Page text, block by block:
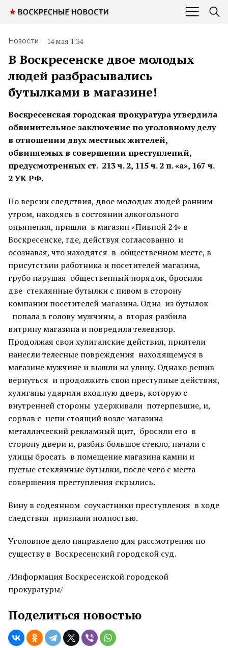
В Воскресенске двое молодых
людей разбрасывались
бутылками в магазине!
Новости 14 мая 1:34
Воскресенская городская прокуратура утвердила
обвинительное заключение по уголовному делу
в отношении двух местных жителей,
обвиняемых в совершении преступлений,
предусмотренных ст. 213 ч. 2, 115 ч. 2 п. «а», 167 ч.
2 УК РФ.
По версии следствия, двое молодых людей ранним
утром, находясь в состоянии алкогольного
опьянения, пришли в магазин «Пивной 24» в
Воскресенске, где, действуя согласованно и
осознавая, что находятся в общественном месте, в
присутствии работника и посетителей магазина,
грубо нарушая общественный порядок, бросили
две стеклянные бутылки с пивом в сторону
компании посетителей магазина. Одна из бутылок
попала в голову мужчины, а вторая разбила
витрину магазина и повредила телевизор.
Продолжая свои хулиганские действия, приятели
нанесли телесные повреждения находящемуся в
магазине мужчине и вышли на улицу. Однако решив
вернуться и продолжить свои преступные действия,
хулиганы ударили входную дверь, которую с
внутренней стороны удерживали потерпевшие, и,
сорвав с цепи стоящий возле магазина
металлический рекламный щит, бросили его в
сторону двери и, разбив большое стекло, начали с
улицы бросать в помещение магазина камни и
пустые стеклянные бутылки, после чего с места
совершения преступления скрылись.
Вину в содеянном соучастники преступления в ходе
следствия признали полностью.
Уголовное дело направлено для рассмотрения по
существу в Воскресенский городской суд.
/Информация Воскресенской городской
прокуратуры/
Поделиться новостью